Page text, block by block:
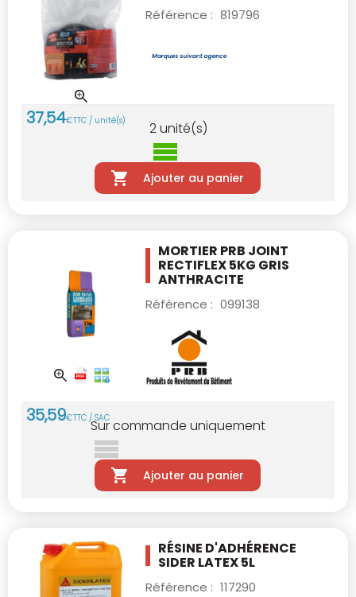
Référence : 819796
37,54€TTC / unité(s) 2unité(s)
Ajouter au panier
MORTIER PRB JOINT
RECTIFLEX 5KG GRIS
ANTHRACITE
Référence : 099138
35,59€TTC / SACSur commande uniquement
Ajouter au panier
RÉSINE D'ADHÉRENCE
SIDER LATEX 5L
Référence : 117290